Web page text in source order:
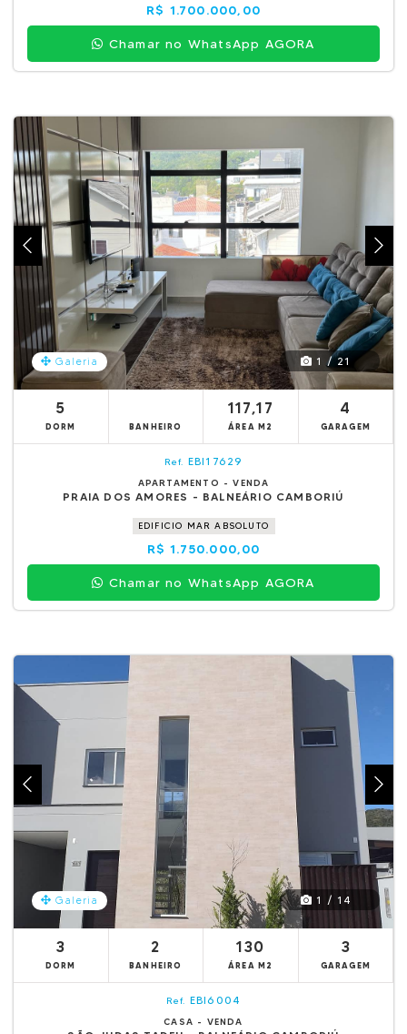
R$ 1.700.000,00
Chamar no WhatsApp AGORA
Galeria 1 / 21
5
DORM BANHEIRO
117,17
ÁREA M2
4
GARAGEM
Ref. EBI17629
APARTAMENTO - VENDA
PRAIA DOS AMORES - BALNEÁRIO CAMBORIÚ
EDIFICIO MAR ABSOLUTO
R$ 1.750.000,00
Chamar no WhatsApp AGORA
Galeria 1 / 14
3
DORM
2
BANHEIRO
130
ÁREA M2
3
GARAGEM
Ref. EBI6004
CASA - VENDA